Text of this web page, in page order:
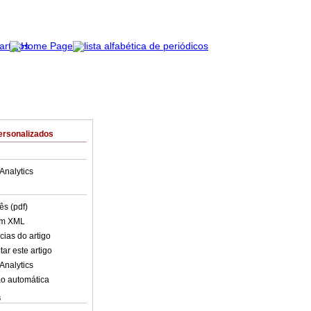
(pdf)
XML
do artigo
este artigo
automática